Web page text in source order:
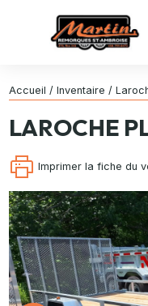
Accueil / Inventaire /
LAROCHE
Imprimer la fiche du